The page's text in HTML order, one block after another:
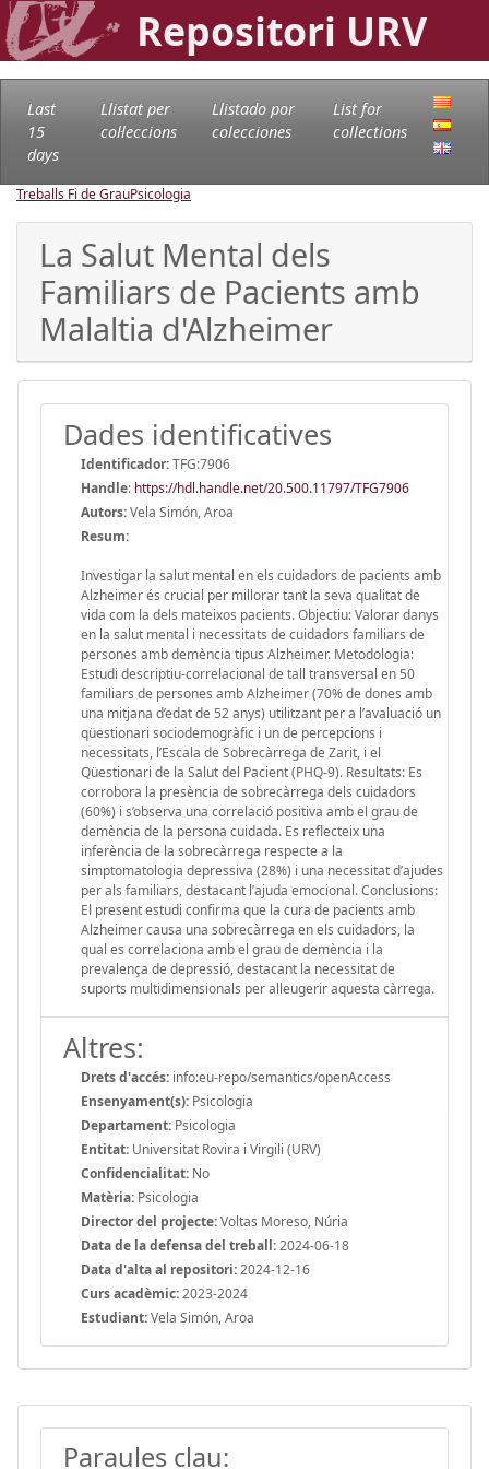
Repositori URV
Last
15
days
Llistat per
col·leccions
Llistado por
colecciones
List for
collections
Treballs Fi de GrauPsicologia
La Salut Mental dels
Familiars de Pacients amb
Malaltia d'Alzheimer
Dades identificatives
Identificador:TFG:7906
Handle: https://hdl.handle.net/20.500.11797/TFG7906
Autors:Vela Simón, Aroa
Resum:
Investigar la salut mental en els cuidadors de pacients amb
Alzheimer és crucial per millorar tant la seva qualitat de
vida com la dels mateixos pacients. Objectiu: Valorar danys
en la salut mental i necessitats de cuidadors familiars de
persones amb demència tipus Alzheimer. Metodologia:
Estudi descriptiu-correlacional de tall transversal en 50
familiars de persones amb Alzheimer (70% de dones amb
una mitjana d’edat de 52 anys) utilitzant per a l’avaluació un
qüestionari sociodemogràfic i un de percepcions i
necessitats, l’Escala de Sobrecàrrega de Zarit, i el
Qüestionari de la Salut del Pacient (PHQ-9). Resultats: Es
corrobora la presència de sobrecàrrega dels cuidadors
(60%) i s’observa una correlació positiva amb el grau de
demència de la persona cuidada. Es reflecteix una
inferència de la sobrecàrrega respecte a la
simptomatologia depressiva (28%) i una necessitat d’ajudes
per als familiars, destacant l’ajuda emocional. Conclusions:
El present estudi confirma que la cura de pacients amb
Alzheimer causa una sobrecàrrega en els cuidadors, la
qual es correlaciona amb el grau de demència i la
prevalença de depressió, destacant la necessitat de
suports multidimensionals per alleugerir aquesta càrrega.
Altres:
Drets d'accés: info:eu-repo/semantics/openAccess
Ensenyament(s): Psicologia
Departament: Psicologia
Entitat: Universitat Rovira i Virgili (URV)
Confidencialitat: No
Matèria: Psicologia
Director del projecte:Voltas Moreso, Núria
Data de la defensa del treball:2024-06-18
Data d'alta al repositori:2024-12-16
Curs acadèmic:2023-2024
Estudiant:Vela Simón, Aroa
Paraules clau: